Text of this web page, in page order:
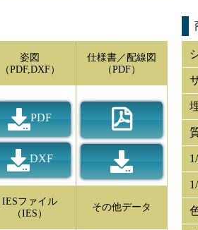
姿図
（PDF,DXF）
PDF
DXF
仕様書／配線図
（PDF）
IESファイル
（IES）
その他データ